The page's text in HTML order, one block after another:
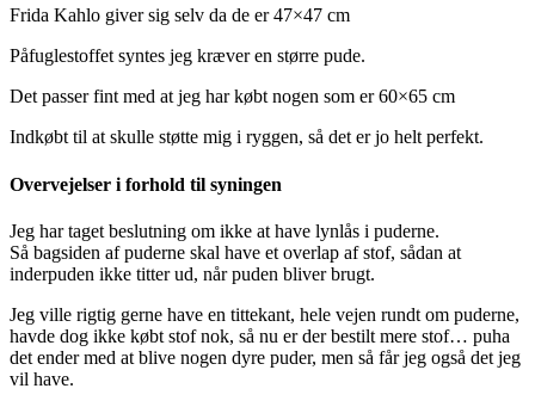
Frida Kahlo giver sig selv da de er 47×47 cm
Påfuglestoffet syntes jeg kræver en større pude.
Det passer fint med at jeg har købt nogen som er 60×65 cm
Indkøbt til at skulle støtte mig i ryggen, så det er jo helt perfekt.
Overvejelser i forhold til syningen
Jeg har taget beslutning om ikke at have lynlås i puderne.
Så bagsiden af puderne skal have et overlap af stof, sådan at
inderpuden ikke titter ud, når puden bliver brugt.
Jeg ville rigtig gerne have en tittekant, hele vejen rundt om puderne,
havde dog ikke købt stof nok, så nu er der bestilt mere stof… puha
det ender med at blive nogen dyre puder, men så får jeg også det jeg
vil have.